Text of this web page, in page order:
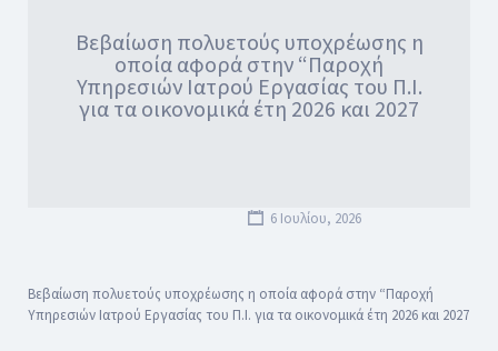
Βεβαίωση πολυετούς υποχρέωσης η
οποία αφορά στην “Παροχή
Υπηρεσιών Ιατρού Εργασίας του Π.Ι.
για τα οικονομικά έτη 2026 και 2027
6 Ιουλίου, 2026
Βεβαίωση πολυετούς υποχρέωσης η οποία αφορά στην “Παροχή
Υπηρεσιών Ιατρού Εργασίας του Π.Ι. για τα οικονομικά έτη 2026 και 2027